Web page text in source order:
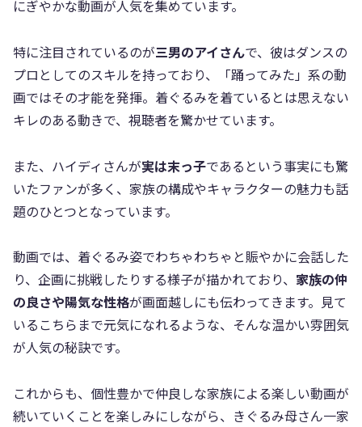
にぎやかな動画が人気を集めています。
特に注目されているのが三男のアイさんで、彼はダンスの
プロとしてのスキルを持っており、「踊ってみた」系の動
画ではその才能を発揮。着ぐるみを着ているとは思えない
キレのある動きで、視聴者を驚かせています。
また、ハイディさんが実は末っ子であるという事実にも驚
いたファンが多く、家族の構成やキャラクターの魅力も話
題のひとつとなっています。
動画では、着ぐるみ姿でわちゃわちゃと賑やかに会話した
り、企画に挑戦したりする様子が描かれており、 家族の仲
の良さや陽気な性格が画面越しにも伝わってきます。見て
いるこちらまで元気になれるような、そんな温かい雰囲気
が人気の秘訣です。
これからも、個性豊かで仲良しな家族による楽しい動画が
続いていくことを楽しみにしながら、きぐるみ母さん一家